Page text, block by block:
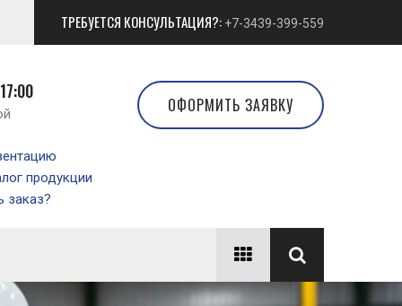
ТРЕБУЕТСЯ КОНСУЛЬТАЦИЯ?: +7-3439-399-559
продукции
заказ?
ОФОРМИТЬ ЗАЯВКУ